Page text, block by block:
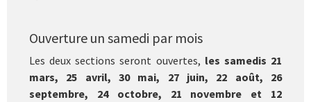
Ouverture un samedi par mois
Les deux sections seront ouvertes, les samedis 21
mars, 25 avril, 30 mai, 27 juin, 22 août, 26
septembre, 24 octobre, 21 novembre et 12